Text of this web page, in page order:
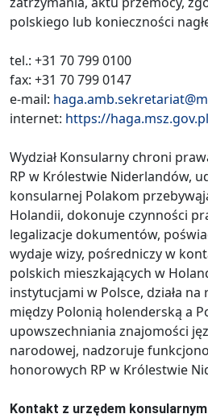
polskiego lub konieczności
tel.: +31 70 799 0100
fax: +31 70 799 0147
e-mail:
internet: https://
Wydział Konsularny chroni
RP w Królestwie Niderlandów,
konsularnej Polakom
Holandii, dokonuje czynności
legalizacje dokumentów,
wydaje wizy, pośredniczy w
polskich mieszkających w
instytucjami w Polsce, działa
między Polonią holenderską a
upowszechniania znajomości
narodowej, nadzoruje
honorowych RP w Królestwie
Kontakt z urzędem